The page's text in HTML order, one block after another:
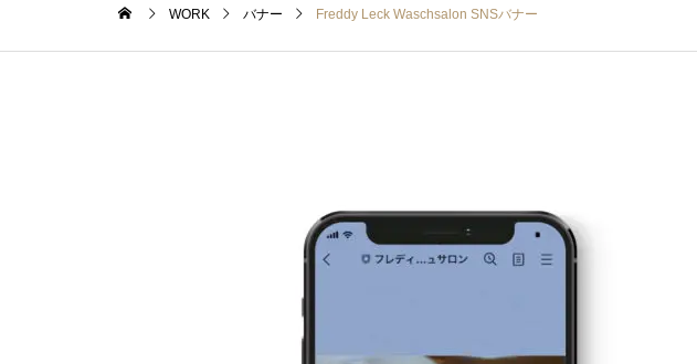
WORK バナー Freddy Leck Waschsalon SNSバナー